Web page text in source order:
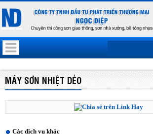
MÁY SƠN NHIỆT DẺO
Các dịch vụ khác